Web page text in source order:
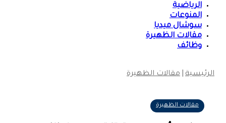
الرياضية
المنوعات
سوشال ميديا
مقالات الظهيرة
وظائف
الرئيسية|مقالات الظهيرة
مقالات الظهيرة